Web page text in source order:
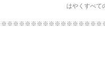
すべてのクエスト終わ